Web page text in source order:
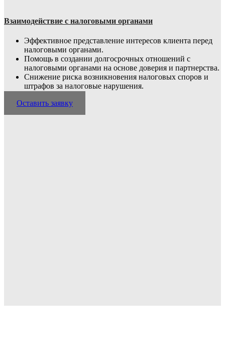
Взаимодействие с налоговыми органами
Эффективное представление интересов клиента перед
налоговыми органами.
Помощь в создании долгосрочных отношений с
налоговыми органами на основе доверия и партнерства.
Снижение риска возникновения налоговых споров и
штрафов за налоговые нарушения.
Оставить заявку